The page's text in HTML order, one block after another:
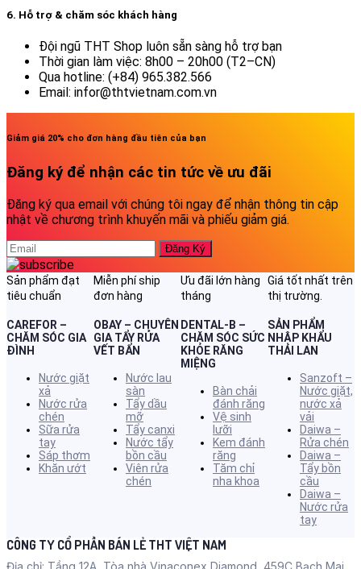
6. Hỗ trợ & chăm sóc khách hàng
Đội ngũ THT Shop luôn sẵn sàng hỗ trợ bạn
Thời gian làm việc: 8h00 – 20h00 (T2–CN)
Qua hotline: (+84) 965.382.566
Email: infor@thtvietnam.com.vn
Giảm giá 20% cho đơn hàng đầu tiên của bạn
Đăng ký để nhận các tin tức về ưu đãi
Đăng ký qua email với chúng tôi ngay để nhận thông tin cập
nhật về chương trình khuyến mãi và phiếu giảm giá.
Sản phẩm đạt
tiêu chuẩn
Miễn phí ship
đơn hàng
Ưu đãi lớn hàng
tháng
Giá tốt nhất trên
thị trường.
CAREFOR –
CHĂM SÓC GIA
ĐÌNH
Nước giặt
xả
Nước rửa
chén
Sữa rửa
tay
Sáp thơm
Khăn ướt
OBAY – CHUYÊN
GIA TẨY RỬA
VẾT BẨN
Nước lau
sàn
Tẩy dầu
mỡ
Tẩy canxi
Nước tẩy
bồn cầu
Viên rửa
chén
DENTAL-B –
CHĂM SÓC SỨC
KHỎE RĂNG
MIỆNG
Bàn chải
đánh răng
Vệ sinh
lưỡi
Kem đánh
răng
Tăm chỉ
nha khoa
SẢN PHẨM
NHẬP KHẨU
THÁI LAN
Sanzoft –
Nước giặt,
nước xả
vải
Daiwa –
Rửa chén
Daiwa –
Tẩy bồn
cầu
Daiwa –
Nước rửa
tay
CÔNG TY CỔ PHẦN BÁN LẺ THT VIỆT NAM